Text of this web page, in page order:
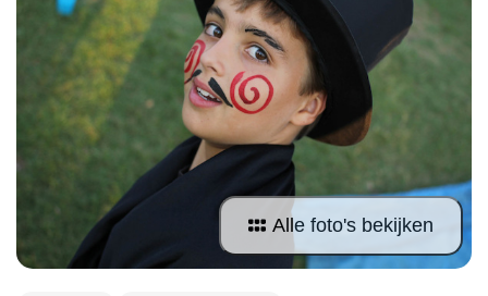
Hockeykampen
Voetbalkampen
Kanokampen
Boerderijkampen
Computerkampen
Musicalkampen
Natuurkampen
Frankrijk
Engeland
Zweden
Malta
Portugal
Oostenrijk
Taalreizen Engels
Taalreizen Spaans
Taalreizen Frans
Taalreizen Duits
Taalreizen Italiaans
Surfkampen Spanje
Surfkampen Frankrijk
Surfkampen Portugal
Surfkampen Buitenland
Surfkampen Sri Lanka
Golfsurfkampen
Alle foto's bekijken